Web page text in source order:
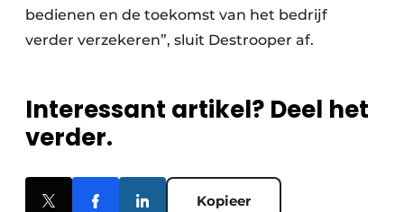
bedienen en de toekomst van het bedrijf
verder verzekeren”, sluit Destrooper af.
Interessant artikel? Deel het
verder.
Kopieer